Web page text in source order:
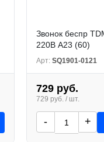
Звонок беспр
220В А23 (60)
Арт: SQ1901-0121
729 руб.
729 руб. / шт.
- +